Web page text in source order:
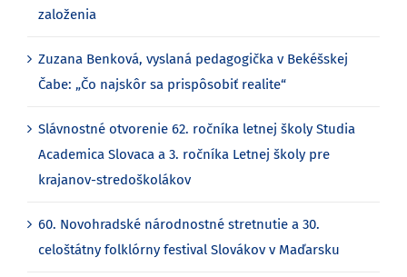
založenia
Zuzana Benková, vyslaná pedagogička v Bekéšskej
Čabe: „Čo najskôr sa prispôsobiť realite“
Slávnostné otvorenie 62. ročníka letnej školy Studia
Academica Slovaca a 3. ročníka Letnej školy pre
krajanov-stredoškolákov
60. Novohradské národnostné stretnutie a 30.
celoštátny folklórny festival Slovákov v Maďarsku